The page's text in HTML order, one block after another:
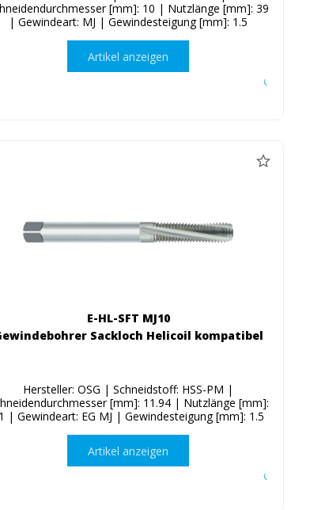
[mm]: 10 | Nutzlänge [mm]: 39
| Gewindeart: MJ | Gewindesteigung [mm]: 1.5
Artikel anzeigen
E-HL-SFT MJ10
Sackloch Helicoil kompatibel
Hersteller: OSG | Schneidstoff: HSS-PM |
[mm]: 11.94 | Nutzlänge [mm]:
| Gewindeart: EG MJ | Gewindesteigung [mm]: 1.5
Artikel anzeigen